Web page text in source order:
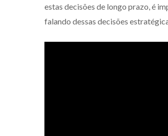
estas decisões de longo prazo, é
falando dessas decisões